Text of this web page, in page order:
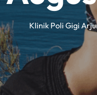
Klinik Poli Gigi